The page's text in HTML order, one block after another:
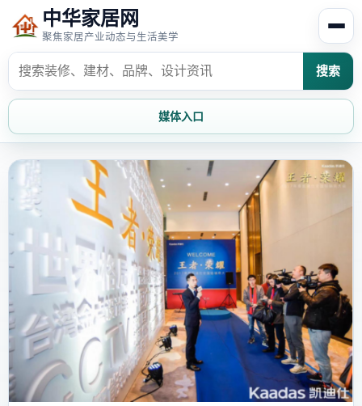
中华家居网
聚焦家居产业动态与生活美学
搜索
媒体入口
首页 家居资讯
家居风水 家居欣赏
时尚饰家 装修设计
家具知识 家居文化
家装攻略 创意家居